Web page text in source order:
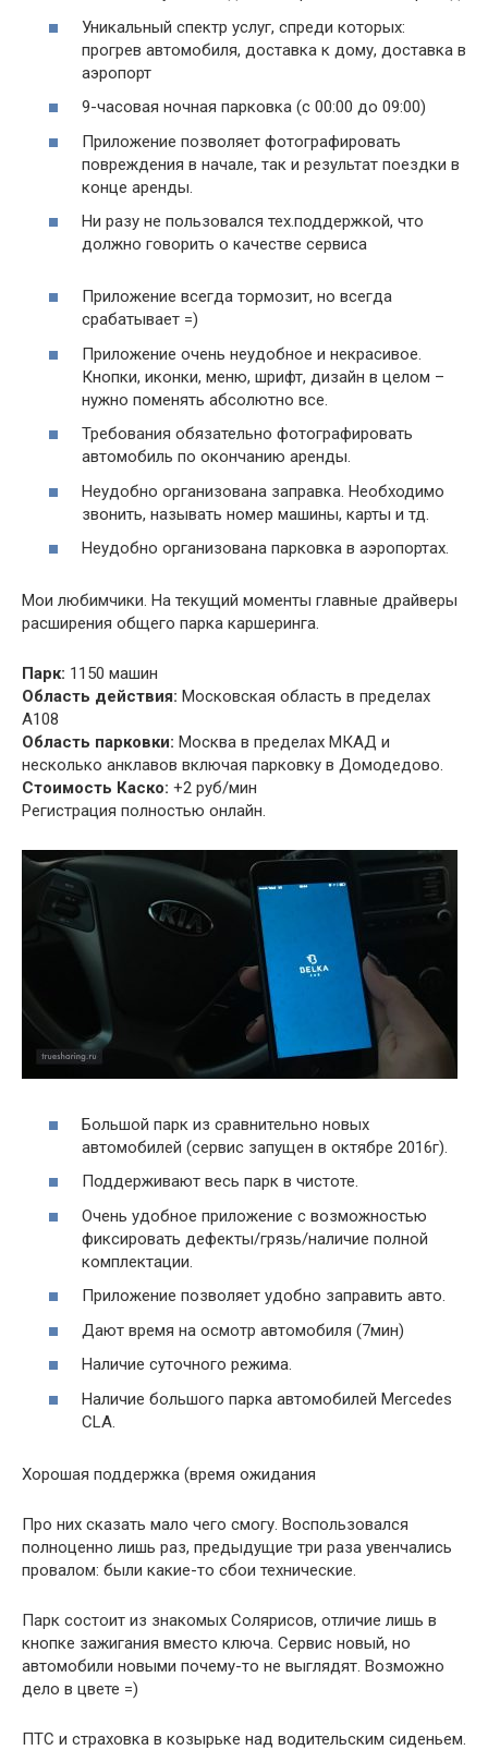
Уникальный спектр услуг, спреди которых:
прогрев автомобиля, доставка к дому, доставка в
аэропорт
9-часовая ночная парковка (с 00:00 до 09:00)
Приложение позволяет фотографировать
повреждения в начале, так и результат поездки в
конце аренды.
Ни разу не пользовался тех.поддержкой, что
должно говорить о качестве сервиса
Приложение всегда тормозит, но всегда
срабатывает =)
Приложение очень неудобное и некрасивое.
Кнопки, иконки, меню, шрифт, дизайн в целом –
нужно поменять абсолютно все.
Требования обязательно фотографировать
автомобиль по окончанию аренды.
Неудобно организована заправка. Необходимо
звонить, называть номер машины, карты и тд.
Неудобно организована парковка в аэропортах.
Мои любимчики. На текущий моменты главные драйверы
расширения общего парка каршеринга.
Парк: 1150 машин
Область действия: Московская область в пределах
А108
Область парковки: Москва в пределах МКАД и
несколько анклавов включая парковку в Домодедово.
Стоимость Каско: +2 руб/мин
Регистрация полностью онлайн.
Большой парк из сравнительно новых
автомобилей (сервис запущен в октябре 2016г).
Поддерживают весь парк в чистоте.
Очень удобное приложение с возможностью
фиксировать дефекты/грязь/наличие полной
комплектации.
Приложение позволяет удобно заправить авто.
Дают время на осмотр автомобиля (7мин)
Наличие суточного режима.
Наличие большого парка автомобилей Mercedes
CLA.
Хорошая поддержка (время ожидания
Про них сказать мало чего смогу. Воспользовался
полноценно лишь раз, предыдущие три раза увенчались
провалом: были какие-то сбои технические.
Парк состоит из знакомых Солярисов, отличие лишь в
кнопке зажигания вместо ключа. Сервис новый, но
автомобили новыми почему-то не выглядят. Возможно
дело в цвете =)
ПТС и страховка в козырьке над водительским сиденьем.